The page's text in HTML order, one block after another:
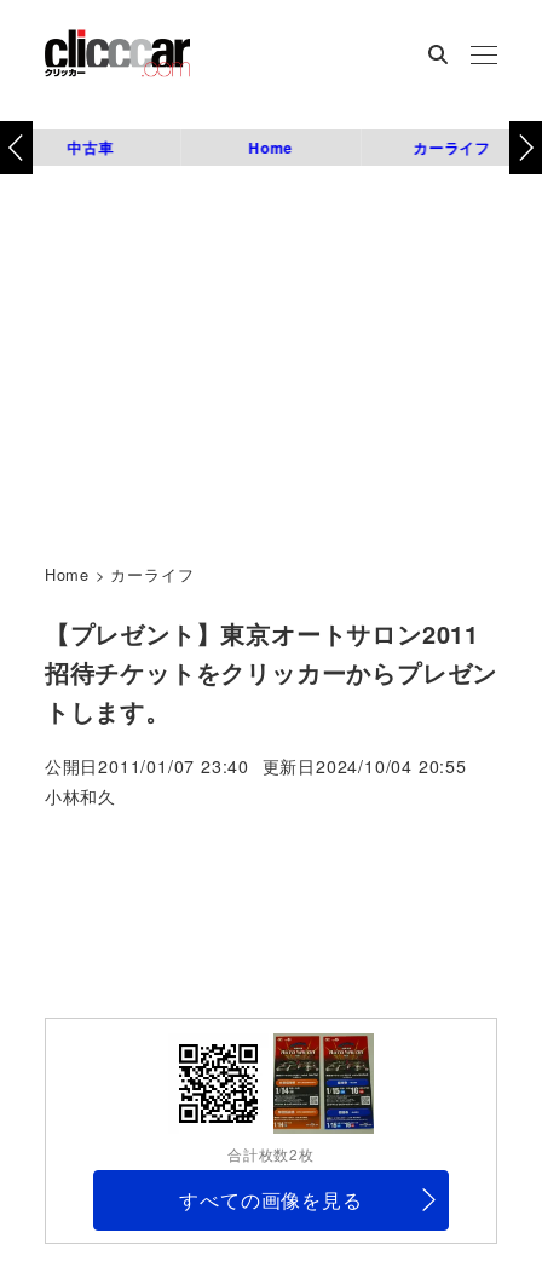
中古車 Home カーライフ
Home > カーライフ
【プレゼント】東京オートサロン2011
招待チケットをクリッカーからプレゼン
トします。
公開日2011/01/07 23:40 更新日2024/10/04 20:55
著
小林和久
合計枚数2枚
すべての画像を見る